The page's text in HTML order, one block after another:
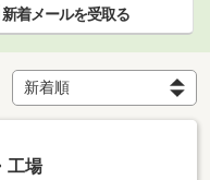
新着メールを受取る
工場